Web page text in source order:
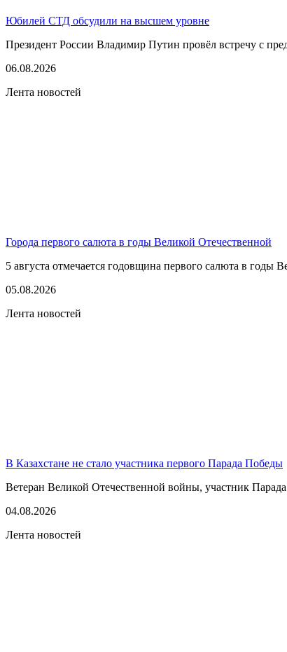
Юбилей СТД обсудили на высшем уровне
Президент России Владимир Путин провёл встречу с
06.08.2026
Лента новостей
Города первого салюта в годы Великой Отечественной
5 августа отмечается годовщина первого салюта в годы
05.08.2026
Лента новостей
В Казахстане не стало участника первого Парада Победы
Ветеран Великой Отечественной войны, участник
04.08.2026
Лента новостей